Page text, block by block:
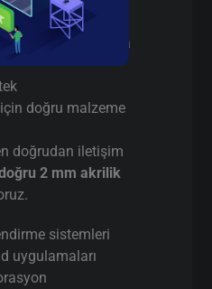
(aracı değil)
2 mm akrilik levha
doğru malzeme
doğrudan iletişim
2 mm akrilik
sistemleri
uygulamaları